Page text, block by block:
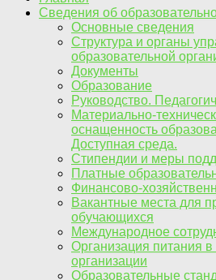
Сведения об
Основные сведения
Структура и органы
образовательной
Документы
Образование
Руководство.
Материально-
оснащенность
Доступная среда.
Стипендии и меры
Платные
Финансово-
Вакантные места для
обучающихся
Международное
Организация питания в
организации
Образовательные